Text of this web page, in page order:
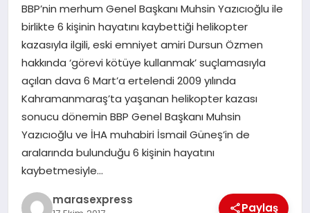
BİZE ULAŞIN
GÖKSUN
TÜRKOĞLU
PAZARCIK
BBP’nin merhum Genel Başkanı Muhsin Yazıcıoğlu ile
birlikte 6 kişinin hayatını kaybettiği helikopter
kazasıyla ilgili, eski emniyet amiri Dursun Özmen
hakkında ‘görevi kötüye kullanmak’ suçlamasıyla
açılan dava 6 Mart’a ertelendi 2009 yılında
Kahramanmaraş’ta yaşanan helikopter kazası
sonucu dönemin BBP Genel Başkanı Muhsin
Yazıcıoğlu ve İHA muhabiri İsmail Güneş’in de
aralarında bulunduğu 6 kişinin hayatını
kaybetmesiyle…
marasexpress
Paylaş